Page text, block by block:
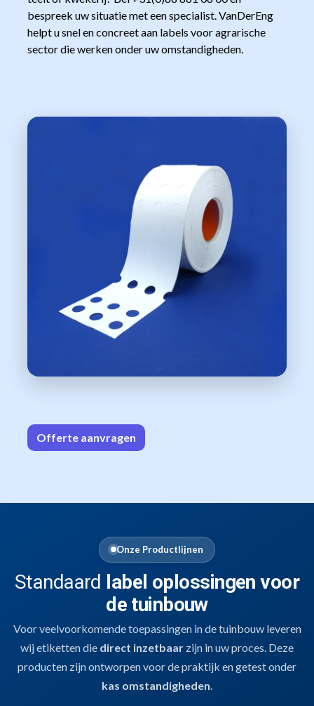
bespreek uw situatie met een specialist. VanDerEng
helpt u snel en concreet aan labels voor agrarische
sector die werken onder uw omstandigheden.
Offerte aan​​vrag​​en
Onze Productlijnen
Standaard label oplossingen voor
de tuinbouw
Voor veelvoorkomende toepassingen in de tuinbouw leveren
wij etiketten die direct inzetbaar zijn in uw proces. Deze
producten zijn ontworpen voor de praktijk en getest onder
kas omstandigheden